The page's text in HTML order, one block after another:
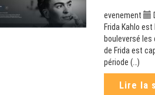
evenement
Frida Kahlo
bouleversé les
de Frida est
période (…)
Lire la